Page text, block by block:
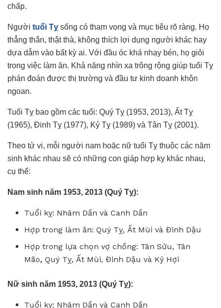
chấp.
Người tuổi Tỵ sống có tham vọng và mục tiêu rõ ràng. Họ
thẳng thắn, thật thà, không thích lợi dụng người khác hay
dựa dẫm vào bất kỳ ai. Với đầu óc khá nhạy bén, họ giỏi
trong việc làm ăn. Khả năng nhìn xa trông rộng giúp tuổi Tỵ
phán đoán được thị trường và đầu tư kinh doanh khôn
ngoan.
Tuổi Tỵ bao gồm các tuổi: Quý Tỵ (1953, 2013), Ất Tỵ
(1965), Đinh Tỵ (1977), Kỷ Tỵ (1989) và Tân Tỵ (2001).
Theo tử vi, mỗi người nam hoặc nữ tuổi Tỵ thuộc các năm
sinh khác nhau sẽ có những con giáp hợp kỵ khác nhau,
cụ thể:
Nam sinh năm 1953, 2013 (Quý Tỵ):
Tuổi kỵ: Nhâm Dần và Canh Dần
Hợp trong làm ăn: Quý Tỵ, Ất Mùi và Đinh Dậu
Hợp trong lựa chọn vợ chồng: Tân Sửu, Tân
Mão,Quý Tỵ, Ất Mùi, Đinh Dậu và Kỷ Hợi
Nữ sinh năm 1953, 2013 (Quý Tỵ):
Tuổi kỵ: Nhâm Dần và Canh Dần